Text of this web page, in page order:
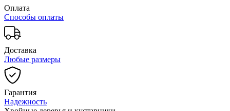
Оплата
Способы оплаты
Доставка
Любые размеры
Гарантия
Надежность